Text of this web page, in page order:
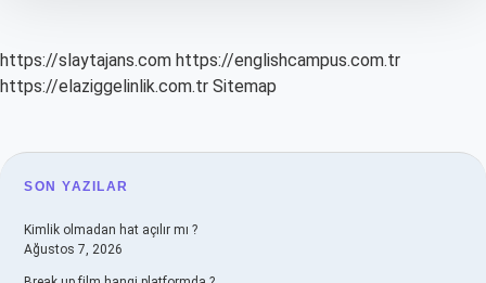
https://slaytajans.com https://englishcampus.com.tr
https://elaziggelinlik.com.tr Sitemap
SIDEBAR
SON YAZILAR
Kimlik olmadan hat açılır mı ?
Ağustos 7, 2026